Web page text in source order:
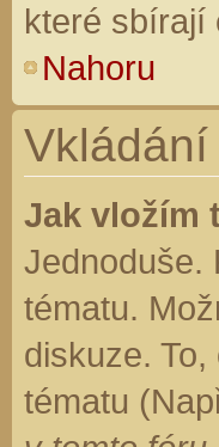
které sbírají
Nahoru
Jak vložím
Jednoduše.
tématu.
diskuze.
tématu